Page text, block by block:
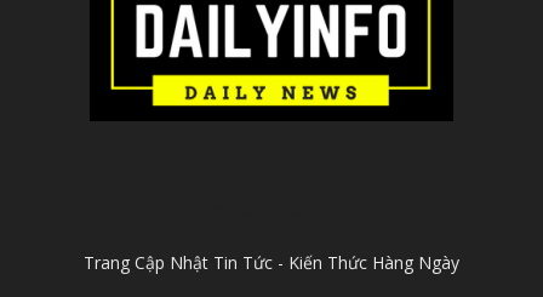
Trang Cập Nhật Tin Tức - Kiến Thức Hàng Ngày